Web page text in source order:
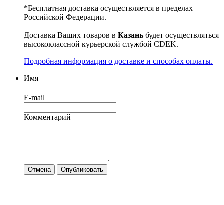
*Бесплатная доставка осуществляется в пределах
Российской Федерации.
Доставка Ваших товаров в Казань будет осуществляться
высококлассной курьерской службой CDEK.
Подробная информация о доставке и способах оплаты.
Имя
E-mail
Комментарий
Отмена Опубликовать